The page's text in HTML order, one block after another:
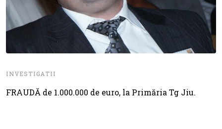
INVESTIGATII
FRAUDĂ de 1.000.000 de euro, la Primăria Tg Jiu.